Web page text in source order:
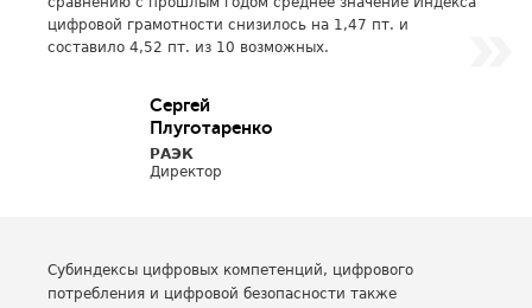
цифровой грамотности снизилось на 1,47 пт. и
составило 4,52 пт. из 10 возможных.
Сергей
Плуготаренко
РАЭК
Директор
Субиндексы цифровых компетенций, цифрового
потребления и цифровой безопасности также